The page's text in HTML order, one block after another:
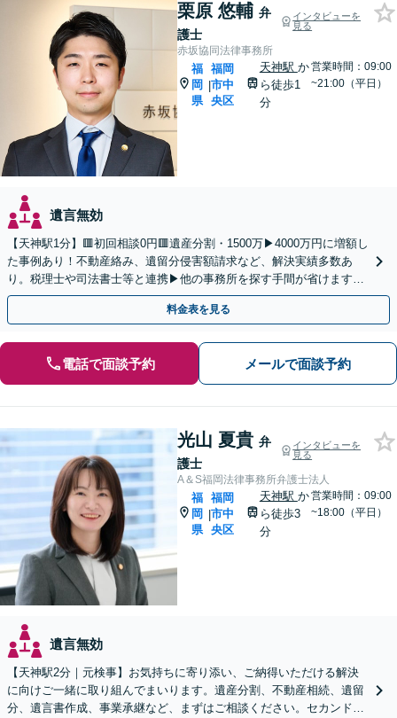
栗原 悠輔 弁
護士
インタビューを
見る
赤坂協同法律事務所
福
岡
県
|
福岡
市中
央区
天神駅 か
ら徒歩1
分
営業時間：09:00
~21:00（平日）
遺言無効
【天神駅1分】🟥初回相談0円🟥遺産分割・1500万▶4000万円に増額し
た事例あり！不動産絡み、遺留分侵害額請求など、解決実績多数あ
り。税理士や司法書士等と連携▶他の事務所を探す手間が省けます！
不動産会社と連携し無料査定&財産調査も◎
料金表を見る
電話で面談予約 メールで面談予約
光山 夏貴 弁
護士
インタビューを
見る
A＆S福岡法律事務所弁護士法人
福
岡
県
|
福岡
市中
央区
天神駅 か
ら徒歩3
分
営業時間：09:00
~18:00（平日）
遺言無効
【天神駅2分｜元検事】お気持ちに寄り添い、ご納得いただける解決
に向けご一緒に取り組んでまいります。遺産分割、不動産相続、遺留
分、遺言書作成、事業承継など、まずはご相談ください。セカンドオ